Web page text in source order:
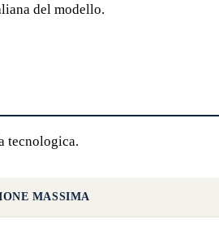
del modello.
tecnologica.
MASSIMA